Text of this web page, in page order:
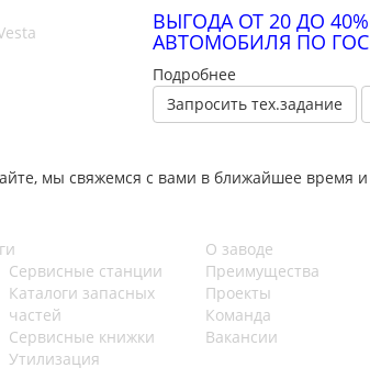
ВЫГОДА ОТ 20 ДО
АВТОМОБИЛЯ ПО
Подробнее
Запросить тех.задание
мы свяжемся с вами в ближайшее время
Сервисные станции
Каталоги запасных
частей
Сервисные книжки
Утилизация
О заводе
Преимущества
Проекты
Команда
Вакансии